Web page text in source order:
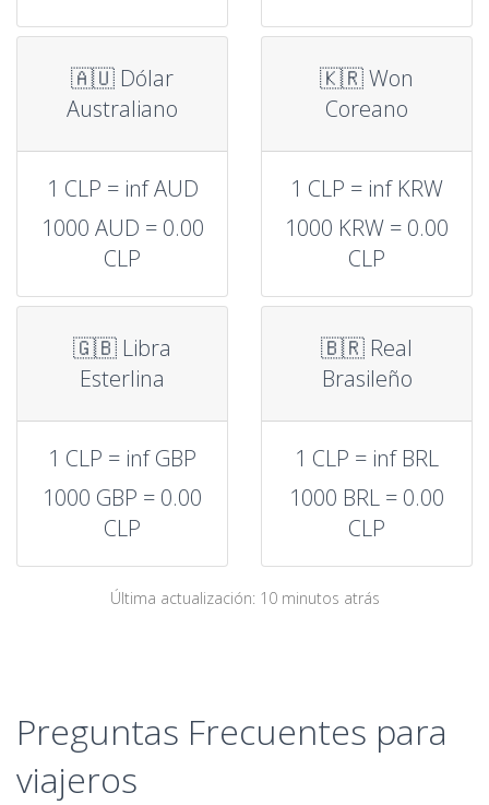
🇦🇺 Dólar
Australiano
1 CLP = inf AUD
1000 AUD = 0.00
CLP
🇰🇷 Won
Coreano
1 CLP = inf KRW
1000 KRW = 0.00
CLP
🇬🇧 Libra
Esterlina
1 CLP = inf GBP
1000 GBP = 0.00
CLP
🇧🇷 Real
Brasileño
1 CLP = inf BRL
1000 BRL = 0.00
CLP
Última actualización: 10 minutos atrás
Preguntas Frecuentes para
viajeros